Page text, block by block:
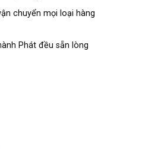
chuyển mọi loại hàng
Phát đều sẵn lòng